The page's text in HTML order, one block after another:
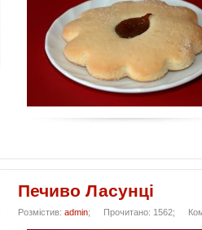
Печиво Ласунці
Розмістив: admin; Прочитано: 1562;